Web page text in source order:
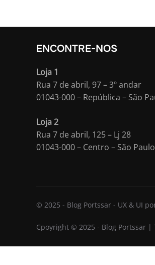
ENCONTRE-NOS
Loja 1
Rua 7 de abril, 97 – 3º andar
01043-000 – República – São
Loja 2
Rua 7 de abril, 125 – Lj 28
01043-000 – Centro – São
© 2025 - Blog Portssar - UX & UI
Cpoyright © 2025 - Blog Portssar